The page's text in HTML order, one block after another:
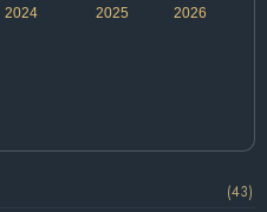
2024 2026
2025
(43)